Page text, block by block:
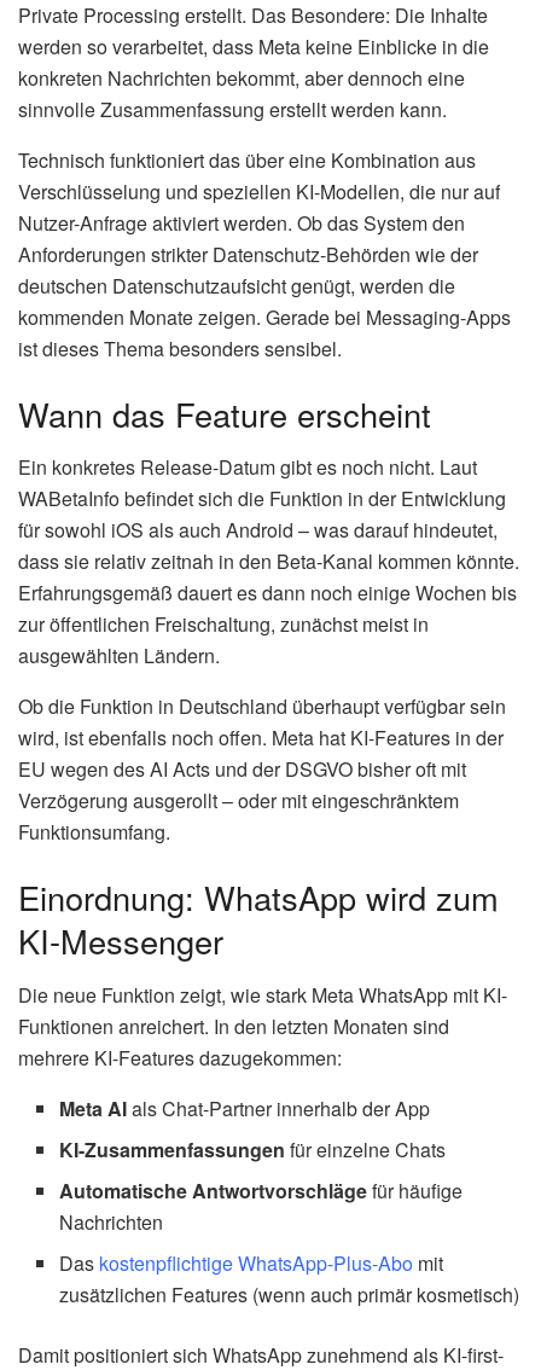
Private Processing erstellt. Das Besondere: Die Inhalte
werden so verarbeitet, dass Meta keine Einblicke in die
konkreten Nachrichten bekommt, aber dennoch eine
sinnvolle Zusammenfassung erstellt werden kann.
Technisch funktioniert das über eine Kombination aus
Verschlüsselung und speziellen KI-Modellen, die nur auf
Nutzer-Anfrage aktiviert werden. Ob das System den
Anforderungen strikter Datenschutz-Behörden wie der
deutschen Datenschutzaufsicht genügt, werden die
kommenden Monate zeigen. Gerade bei Messaging-Apps
ist dieses Thema besonders sensibel.
Wann das Feature erscheint
Ein konkretes Release-Datum gibt es noch nicht. Laut
WABetaInfo befindet sich die Funktion in der Entwicklung
für sowohl iOS als auch Android – was darauf hindeutet,
dass sie relativ zeitnah in den Beta-Kanal kommen könnte.
Erfahrungsgemäß dauert es dann noch einige Wochen bis
zur öffentlichen Freischaltung, zunächst meist in
ausgewählten Ländern.
Ob die Funktion in Deutschland überhaupt verfügbar sein
wird, ist ebenfalls noch offen. Meta hat KI-Features in der
EU wegen des AI Acts und der DSGVO bisher oft mit
Verzögerung ausgerollt – oder mit eingeschränktem
Funktionsumfang.
Einordnung: WhatsApp wird zum
KI-Messenger
Die neue Funktion zeigt, wie stark Meta WhatsApp mit KI-
Funktionen anreichert. In den letzten Monaten sind
mehrere KI-Features dazugekommen:
Meta AIals Chat-Partner innerhalb der App
KI-Zusammenfassungen für einzelne Chats
Automatische Antwortvorschlägefür häufige
Nachrichten
Das kostenpflichtige WhatsApp-Plus-Abo mit
zusätzlichen Features (wenn auch primär kosmetisch)
Damit positioniert sich WhatsApp zunehmend als KI-first-